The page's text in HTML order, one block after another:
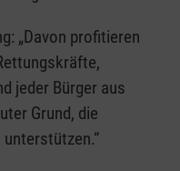
„Davon profitieren
jeder Bürger aus
Grund, die